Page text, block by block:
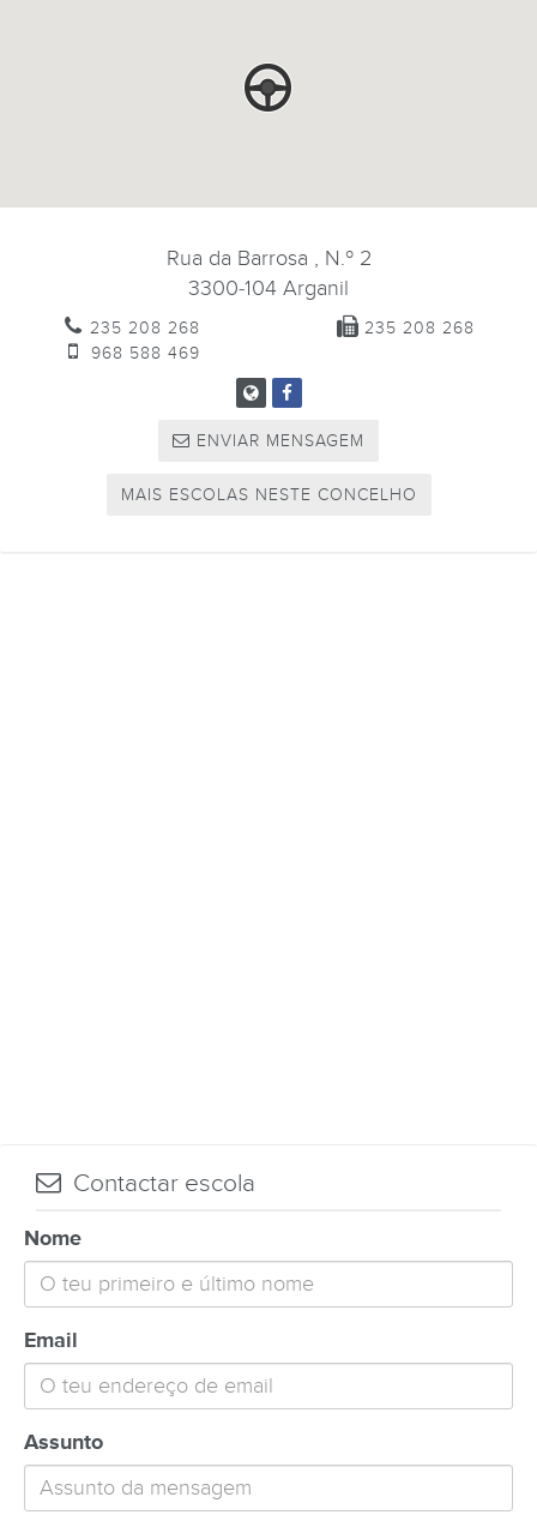
Rua da Barrosa , N.º 2
3300-104 Arganil
235 208 268
235 208 268
968 588 469
ENVIAR MENSAGEM
MAIS ESCOLAS NESTE CONCELHO
Contactar escola
Nome
Email
Assunto